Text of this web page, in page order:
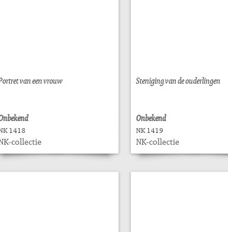
van een vrouw
1418
collectie
Steniging van de ouderlingen
Onbekend
NK 1419
NK-collectie